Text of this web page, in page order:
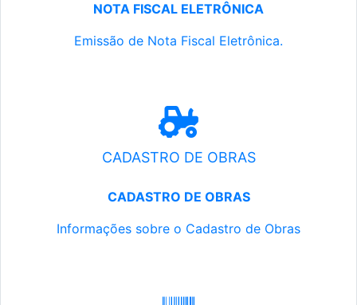
NOTA FISCAL ELETRÔNICA
Emissão de Nota Fiscal Eletrônica.
CADASTRO DE OBRAS
CADASTRO DE OBRAS
Informações sobre o Cadastro de Obras